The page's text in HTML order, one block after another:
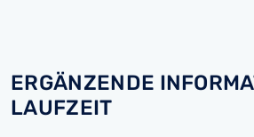
ERGÄNZENDE
LAUFZEIT